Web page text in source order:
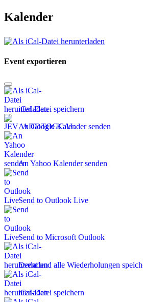
Kalender
Event exportieren
iCal-Datei speichern
An Google Kalender senden
An Yahoo Kalender senden
Send to Outlook Live
Send to Microsoft Outlook
Event und alle Wiederholungen
iCal-Datei speichern